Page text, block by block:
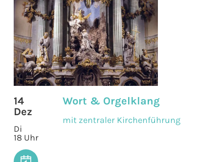
14
Dez
Di
18 Uhr
Wort & Orgelklang
mit zentraler Kirchenführung